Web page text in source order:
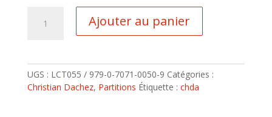
you
doing
Ajouter au panier
UGS : LCT055 / 979-0-7071-0050-9 Catégories :
Christian Dachez, Partitions Étiquette : chda